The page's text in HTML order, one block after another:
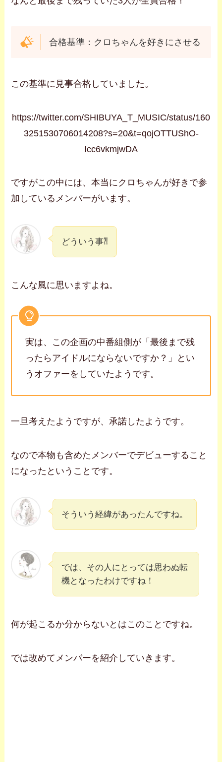
合格基準：クロちゃんを好きにさせる
この基準に見事合格していました。
https://twitter.com/SHIBUYA_T_MUSIC/status/160
3251530706014208?s=20&t=qojOTTUShO-
Icc6vkmjwDA
ですがこの中には、本当にクロちゃんが好きで参
加しているメンバーがいます。
どういう事⁈
こんな風に思いますよね。
実は、この企画の中番組側が「最後まで残
ったらアイドルにならないですか？」とい
うオファーをしていたようです。
一旦考えたようですが、承諾したようです。
なので本物も含めたメンバーでデビューすること
になったということです。
そういう経緯があったんですね。
では、その人にとっては思わぬ転
機となったわけですね！
何が起こるか分からないとはこのことですね。
では改めてメンバーを紹介していきます。